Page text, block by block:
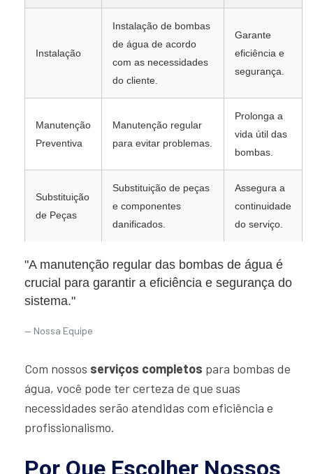
Instalação
Instalação de bombas
de água de acordo
com as necessidades
do cliente.
Garante
eficiência e
segurança.
Manutenção
Preventiva
Manutenção regular
para evitar problemas.
Prolonga a
vida útil das
bombas.
Substituição
de Peças
Substituição de peças
e componentes
danificados.
Assegura a
continuidade
do serviço.
"A manutenção regular das bombas de água é
crucial para garantir a eficiência e segurança do
sistema."
Nossa Equipe
Com nossos serviços completos para bombas de
água, você pode ter certeza de que suas
necessidades serão atendidas com eficiência e
profissionalismo.
Por Que Escolher Nossos